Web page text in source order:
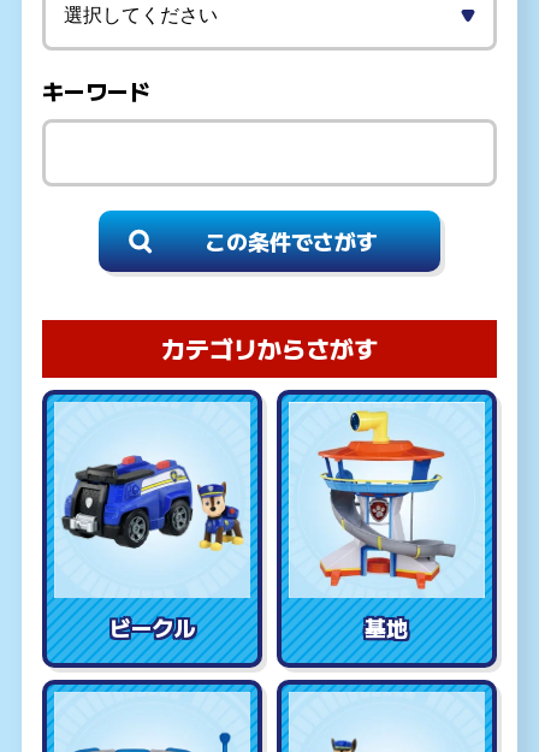
キーワード
カテゴリからさがす
ビークル 基地